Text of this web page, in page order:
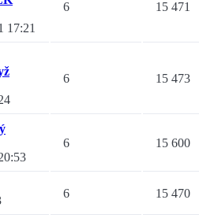
17:21
6 15 471
6 15 473
6 15 600
6 15 470